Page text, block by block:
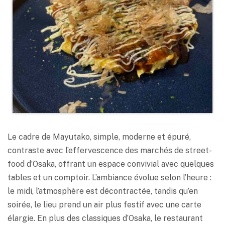
Le cadre de Mayutako, simple, moderne et épuré,
contraste avec l’effervescence des marchés de street-
food d’Osaka, offrant un espace convivial avec quelques
tables et un comptoir. L’ambiance évolue selon l’heure :
le midi, l’atmosphère est décontractée, tandis qu’en
soirée, le lieu prend un air plus festif avec une carte
élargie. En plus des classiques d’Osaka, le restaurant